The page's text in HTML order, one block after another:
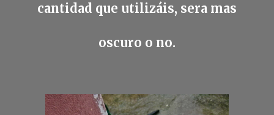
cantidad que utilizáis, sera mas
oscuro o no.